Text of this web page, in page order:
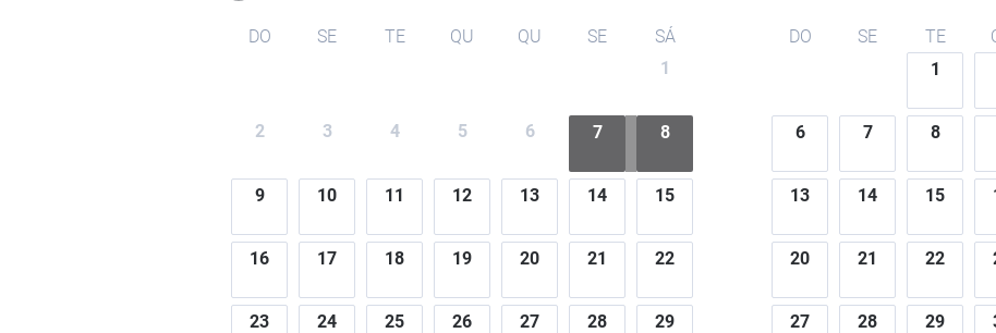
DO SE TE QU QU SE
SÁ
1
2 3 4 5 6 7 8
9 10 11 12 13 14 15
16 17 18 19 20 21 22
23 24 25 26 27 28 29
DO SE TE
1
6 7 8
13 14 15
20 21 22
27 28 29